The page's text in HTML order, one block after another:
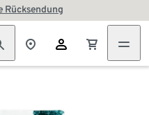
Rücksendung